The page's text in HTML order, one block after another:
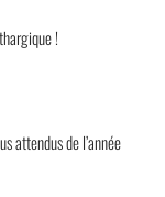
!
attendus de l’année